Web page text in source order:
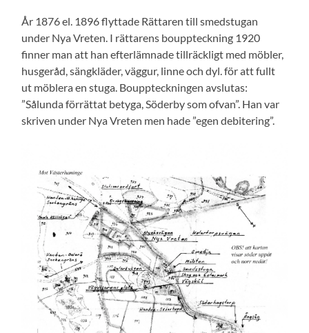
År 1876 el. 1896 flyttade Rättaren till smedstugan
under Nya Vreten. I rättarens bouppteckning 1920
finner man att han efterlämnade tillräckligt med möbler,
husgeråd, sängkläder, väggur, linne och dyl. för att fullt
ut möblera en stuga. Bouppteckningen avslutas:
”Sålunda förrättat betyga, Söderby som ofvan”. Han var
skriven under Nya Vreten men hade ”egen debitering”.